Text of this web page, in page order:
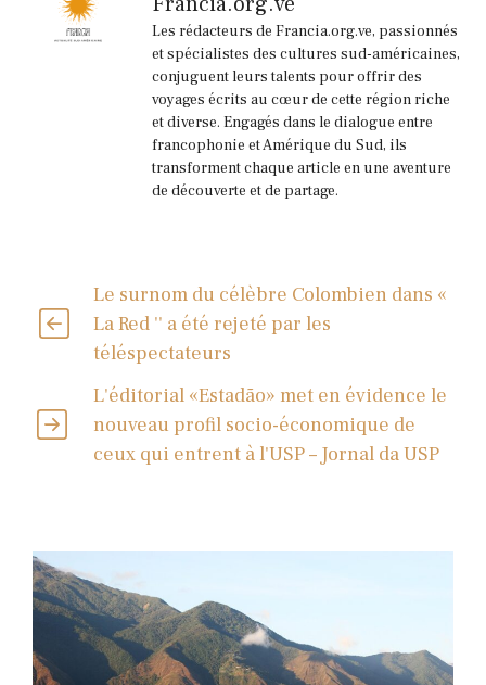
Les rédacteurs de Francia.org.ve, passionnés
et spécialistes des cultures sud-américaines,
conjuguent leurs talents pour offrir des
voyages écrits au cœur de cette région riche
et diverse. Engagés dans le dialogue entre
francophonie et Amérique du Sud, ils
transforment chaque article en une aventure
de découverte et de partage.
Le surnom du célèbre Colombien dans «
La Red '' a été rejeté par les
téléspectateurs
L'éditorial «Estadão» met en évidence le
nouveau profil socio-économique de
ceux qui entrent à l'USP – Jornal da USP